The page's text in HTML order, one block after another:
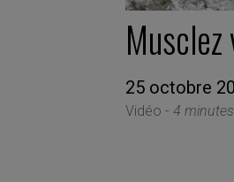
25 octobre
Vidéo - 4 minutes